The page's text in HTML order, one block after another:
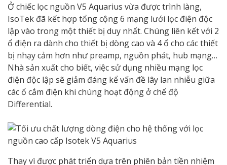
Ở chiếc lọc nguồn V5 Aquarius vừa được trình làng,
IsoTek đã kết hợp tổng cộng 6 mạng lưới lọc điện độc
lập vào trong một thiết bị duy nhất. Chúng liên kết với 2
ổ điện ra dành cho thiết bị dòng cao và 4 ổ cho các thiết
bị nhạy cảm hơn như preamp, nguồn phát, hub mạng…
Nhà sản xuất cho biết, việc sử dụng nhiều mạng lọc
điện độc lập sẽ giảm đáng kể vấn đề lây lan nhiễu giữa
các ổ cắm điện khi chúng hoạt động ở chế độ
Differential.
Thay vì được phát triển dựa trên phiên bản tiền nhiệm